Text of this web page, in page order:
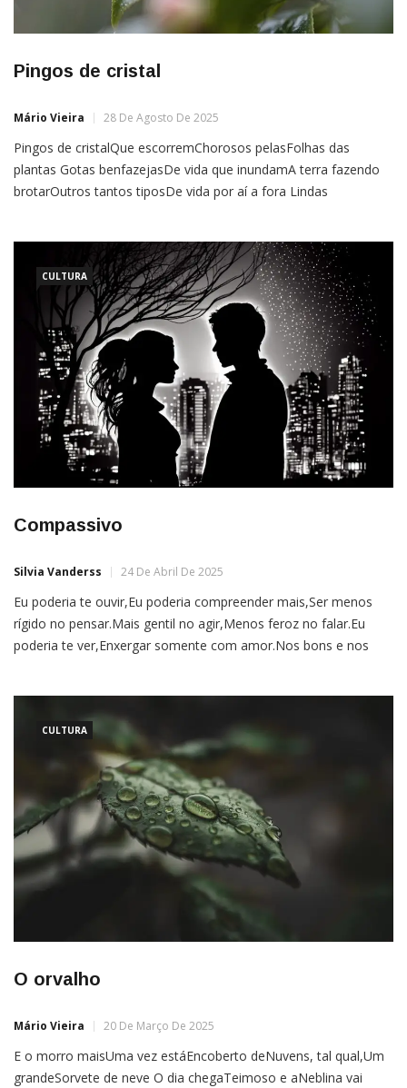
Pingos de cristal
Mário Vieira 28 De Agosto De 2025
Pingos de cristalQue escorremChorosos pelasFolhas das
plantas Gotas benfazejasDe vida que inundamA terra fazendo
brotarOutros tantos tiposDe vida por aí a fora Lindas
tornamPossível a vidaEm todo o ecossistema Minúsculos
pedaçosDe chuva curativa eCriadoraBendita,
CULTURA
Compassivo
Silvia Vanderss 24 De Abril De 2025
Eu poderia te ouvir,Eu poderia compreender mais,Ser menos
rígido no pensar.Mais gentil no agir,Menos feroz no falar.Eu
poderia te ver,Enxergar somente com amor.Nos bons e nos
Entre as lágrimas e os sorrisos.Ah, deveria ser mais
compassivo!Quando não aceito
CULTURA
O orvalho
Mário Vieira 20 De Março De 2025
E o morro maisUma vez estáEncoberto deNuvens, tal qual,Um
grandeSorvete de neve O dia chegaTeimoso e aNeblina vai